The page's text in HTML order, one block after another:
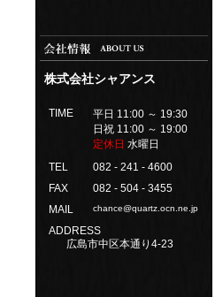
株式会社シャアンス
TIME
平日 11:00 ～ 19:30
日祝 11:00 ～ 19:00
定休日 水曜日
TEL
082 - 241 - 4600
FAX
082 - 504 - 3455
MAIL
chance@quartz.ocn.ne.jp
ADDRESS
広島市中区本通り4-23